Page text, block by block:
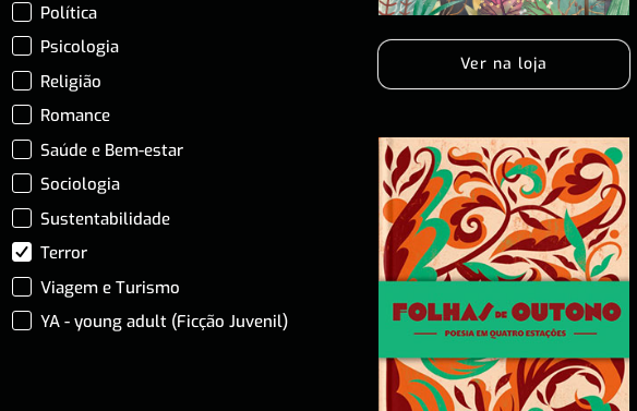
Política
Psicologia
Religião
Romance
Saúde e Bem-estar
Sociologia
Sustentabilidade
Terror
Viagem e Turismo
YA - young adult (Ficção Juvenil)
Ver na loja